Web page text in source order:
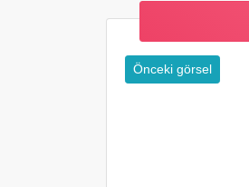
Önceki görsel